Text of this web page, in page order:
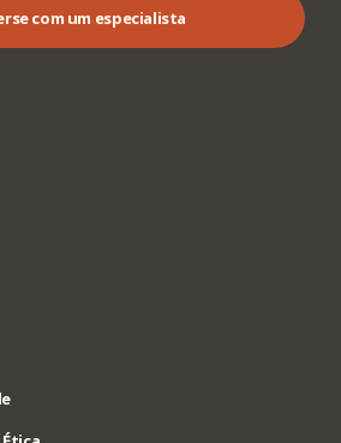
com um especialista